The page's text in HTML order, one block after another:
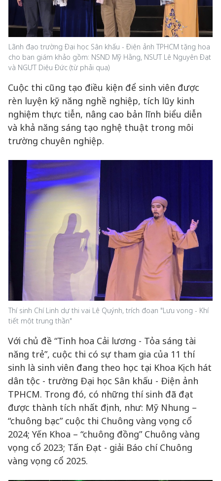
Lãnh đạo trường Đại học Sân khấu - Điện ảnh TPHCM tặng hoa
cho ban giám khảo gồm: NSND Mỹ Hằng, NSƯT Lê Nguyên Đạt
và NGƯT Diệu Đức (từ phải qua)
Cuộc thi cũng tạo điều kiện để sinh viên được
rèn luyện kỹ năng nghề nghiệp, tích lũy kinh
nghiệm thực tiễn, nâng cao bản lĩnh biểu diễn
và khả năng sáng tạo nghệ thuật trong môi
trường chuyên nghiệp.
Thí sinh Chí Linh dự thi vai Lê Quýnh, trích đoạn "Lưu vong - Khí
tiết một trung thần"
Với chủ đề “Tinh hoa Cải lương - Tỏa sáng tài
năng trẻ”, cuộc thi có sự tham gia của 11 thí
sinh là sinh viên đang theo học tại Khoa Kịch hát
dân tộc - trường Đại học Sân khấu - Điện ảnh
TPHCM. Trong đó, có những thí sinh đã đạt
được thành tích nhất định, như: Mỹ Nhung –
“chuông bạc” cuộc thi Chuông vàng vọng cổ
2024; Yến Khoa – “chuông đồng” Chuông vàng
vọng cổ 2023; Tấn Đạt - giải Báo chí Chuông
vàng vọng cổ 2025.